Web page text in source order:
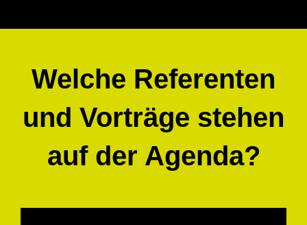
Welche Referenten
und Vorträge stehen
auf der Agenda?